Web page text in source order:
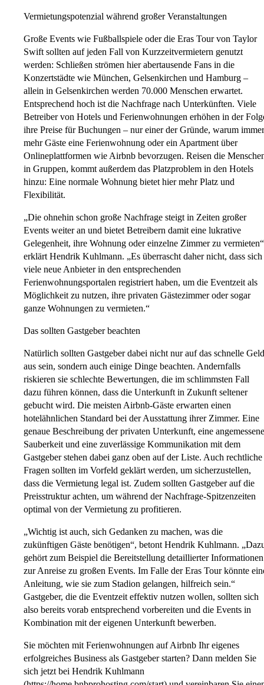
Vermietungspotenzial während großer Veranstaltungen
Große Events wie Fußballspiele oder die Eras Tour von Taylor
Swift sollten auf jeden Fall von Kurzzeitvermietern genutzt
werden: Schließen strömen hier abertausende Fans in die
Konzertstädte wie München, Gelsenkirchen und Hamburg –
allein in Gelsenkirchen werden 70.000 Menschen erwartet.
Entsprechend hoch ist die Nachfrage nach Unterkünften. Viele
Betreiber von Hotels und Ferienwohnungen erhöhen in der
ihre Preise für Buchungen – nur einer der Gründe, warum immer
mehr Gäste eine Ferienwohnung oder ein Apartment über
Onlineplattformen wie Airbnb bevorzugen. Reisen die
in Gruppen, kommt außerdem das Platzproblem in den Hotels
hinzu: Eine normale Wohnung bietet hier mehr Platz und
Flexibilität.
„Die ohnehin schon große Nachfrage steigt in Zeiten großer
Events weiter an und bietet Betreibern damit eine lukrative
Gelegenheit, ihre Wohnung oder einzelne Zimmer zu
erklärt Hendrik Kuhlmann. „Es überrascht daher nicht, dass sich
viele neue Anbieter in den entsprechenden
Ferienwohnungsportalen registriert haben, um die Eventzeit als
Möglichkeit zu nutzen, ihre privaten Gästezimmer oder sogar
ganze Wohnungen zu vermieten.“
Das sollten Gastgeber beachten
Natürlich sollten Gastgeber dabei nicht nur auf das schnelle Geld
aus sein, sondern auch einige Dinge beachten. Andernfalls
riskieren sie schlechte Bewertungen, die im schlimmsten Fall
dazu führen können, dass die Unterkunft in Zukunft seltener
gebucht wird. Die meisten Airbnb-Gäste erwarten einen
hotelähnlichen Standard bei der Ausstattung ihrer Zimmer. Eine
genaue Beschreibung der privaten Unterkunft, eine angemessene
Sauberkeit und eine zuverlässige Kommunikation mit dem
Gastgeber stehen dabei ganz oben auf der Liste. Auch rechtliche
Fragen sollten im Vorfeld geklärt werden, um sicherzustellen,
dass die Vermietung legal ist. Zudem sollten Gastgeber auf die
Preisstruktur achten, um während der Nachfrage-Spitzenzeiten
optimal von der Vermietung zu profitieren.
„Wichtig ist auch, sich Gedanken zu machen, was die
zukünftigen Gäste benötigen“, betont Hendrik Kuhlmann.
gehört zum Beispiel die Bereitstellung detaillierter Informationen
zur Anreise zu großen Events. Im Falle der Eras Tour könnte
Anleitung, wie sie zum Stadion gelangen, hilfreich sein.“
Gastgeber, die die Eventzeit effektiv nutzen wollen, sollten sich
also bereits vorab entsprechend vorbereiten und die Events in
Kombination mit der eigenen Unterkunft bewerben.
Sie möchten mit Ferienwohnungen auf Airbnb Ihr eigenes
erfolgreiches Business als Gastgeber starten? Dann melden Sie
sich jetzt bei Hendrik Kuhlmann